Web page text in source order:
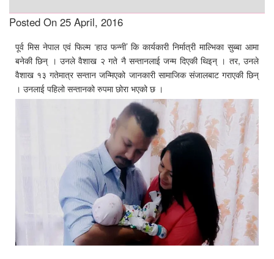
Posted On 25 April, 2016
पूर्व मिस नेपाल एवं फिल्म ‘हाउ फन्नी’ कि कार्यकारी निर्मात्री माल्भिका सुब्बा आमा
बनेकी छिन् । उनले वैशाख २ गते नै सन्तानलाई जन्म दिएकी थिइन् । तर, उनले
वैशाख १३ गतेमात्र सन्तान जन्मिएको जानकारी सामाजिक संजालबाट गराएकी छिन्
। उनलाई पहिलो सन्तानको रुपमा छोरा भएको छ ।